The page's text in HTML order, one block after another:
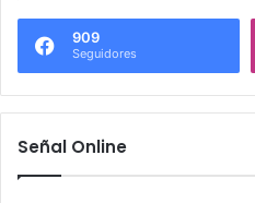
909
Seguidores
Señal Online